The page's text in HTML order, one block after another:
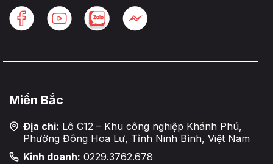
Miền Bắc
Địa chỉ: Lô C12 – Khu công nghiệp Khánh Phú,
Phường Đông Hoa Lư, Tỉnh Ninh Bình, Việt Nam
Kinh doanh: 0229.3762.678